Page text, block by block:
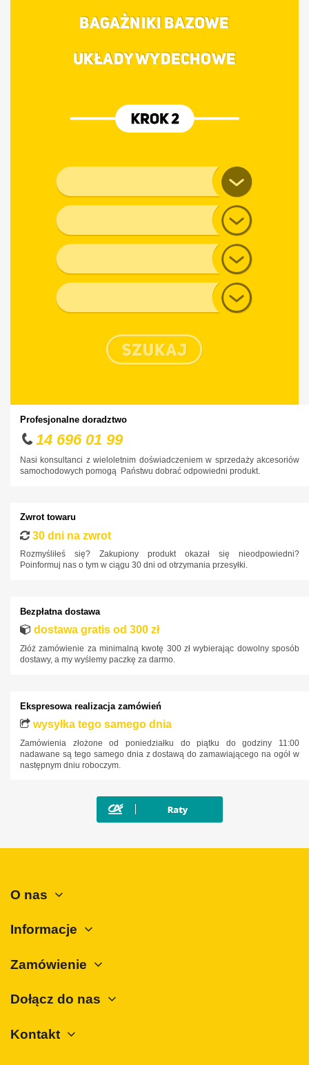
BAGAŻNIKI BAZOWE
UKŁADY WYDECHOWE
Profesjonalne doradztwo
14 696 01 99
Nasi konsultanci z wieloletnim doświadczeniem w sprzedaży akcesoriów
samochodowych pomogą Państwu dobrać odpowiedni produkt.
Zwrot towaru
30 dni na zwrot
Rozmyśliłeś się? Zakupiony produkt okazał się nieodpowiedni?
Poinformuj nas o tym w ciągu 30 dni od otrzymania przesyłki.
Bezpłatna dostawa
dostawa gratis od 300 zł
Złóż zamówienie za minimalną kwotę 300 zł wybierając dowolny sposób
dostawy, a my wyślemy paczkę za darmo.
Ekspresowa realizacja zamówień
wysyłka tego samego dnia
Zamówienia złożone od poniedziałku do piątku do godziny 11:00
nadawane są tego samego dnia z dostawą do zamawiającego na ogół w
następnym dniu roboczym.
O nas
Informacje
Zamówienie
Dołącz do nas
Kontakt